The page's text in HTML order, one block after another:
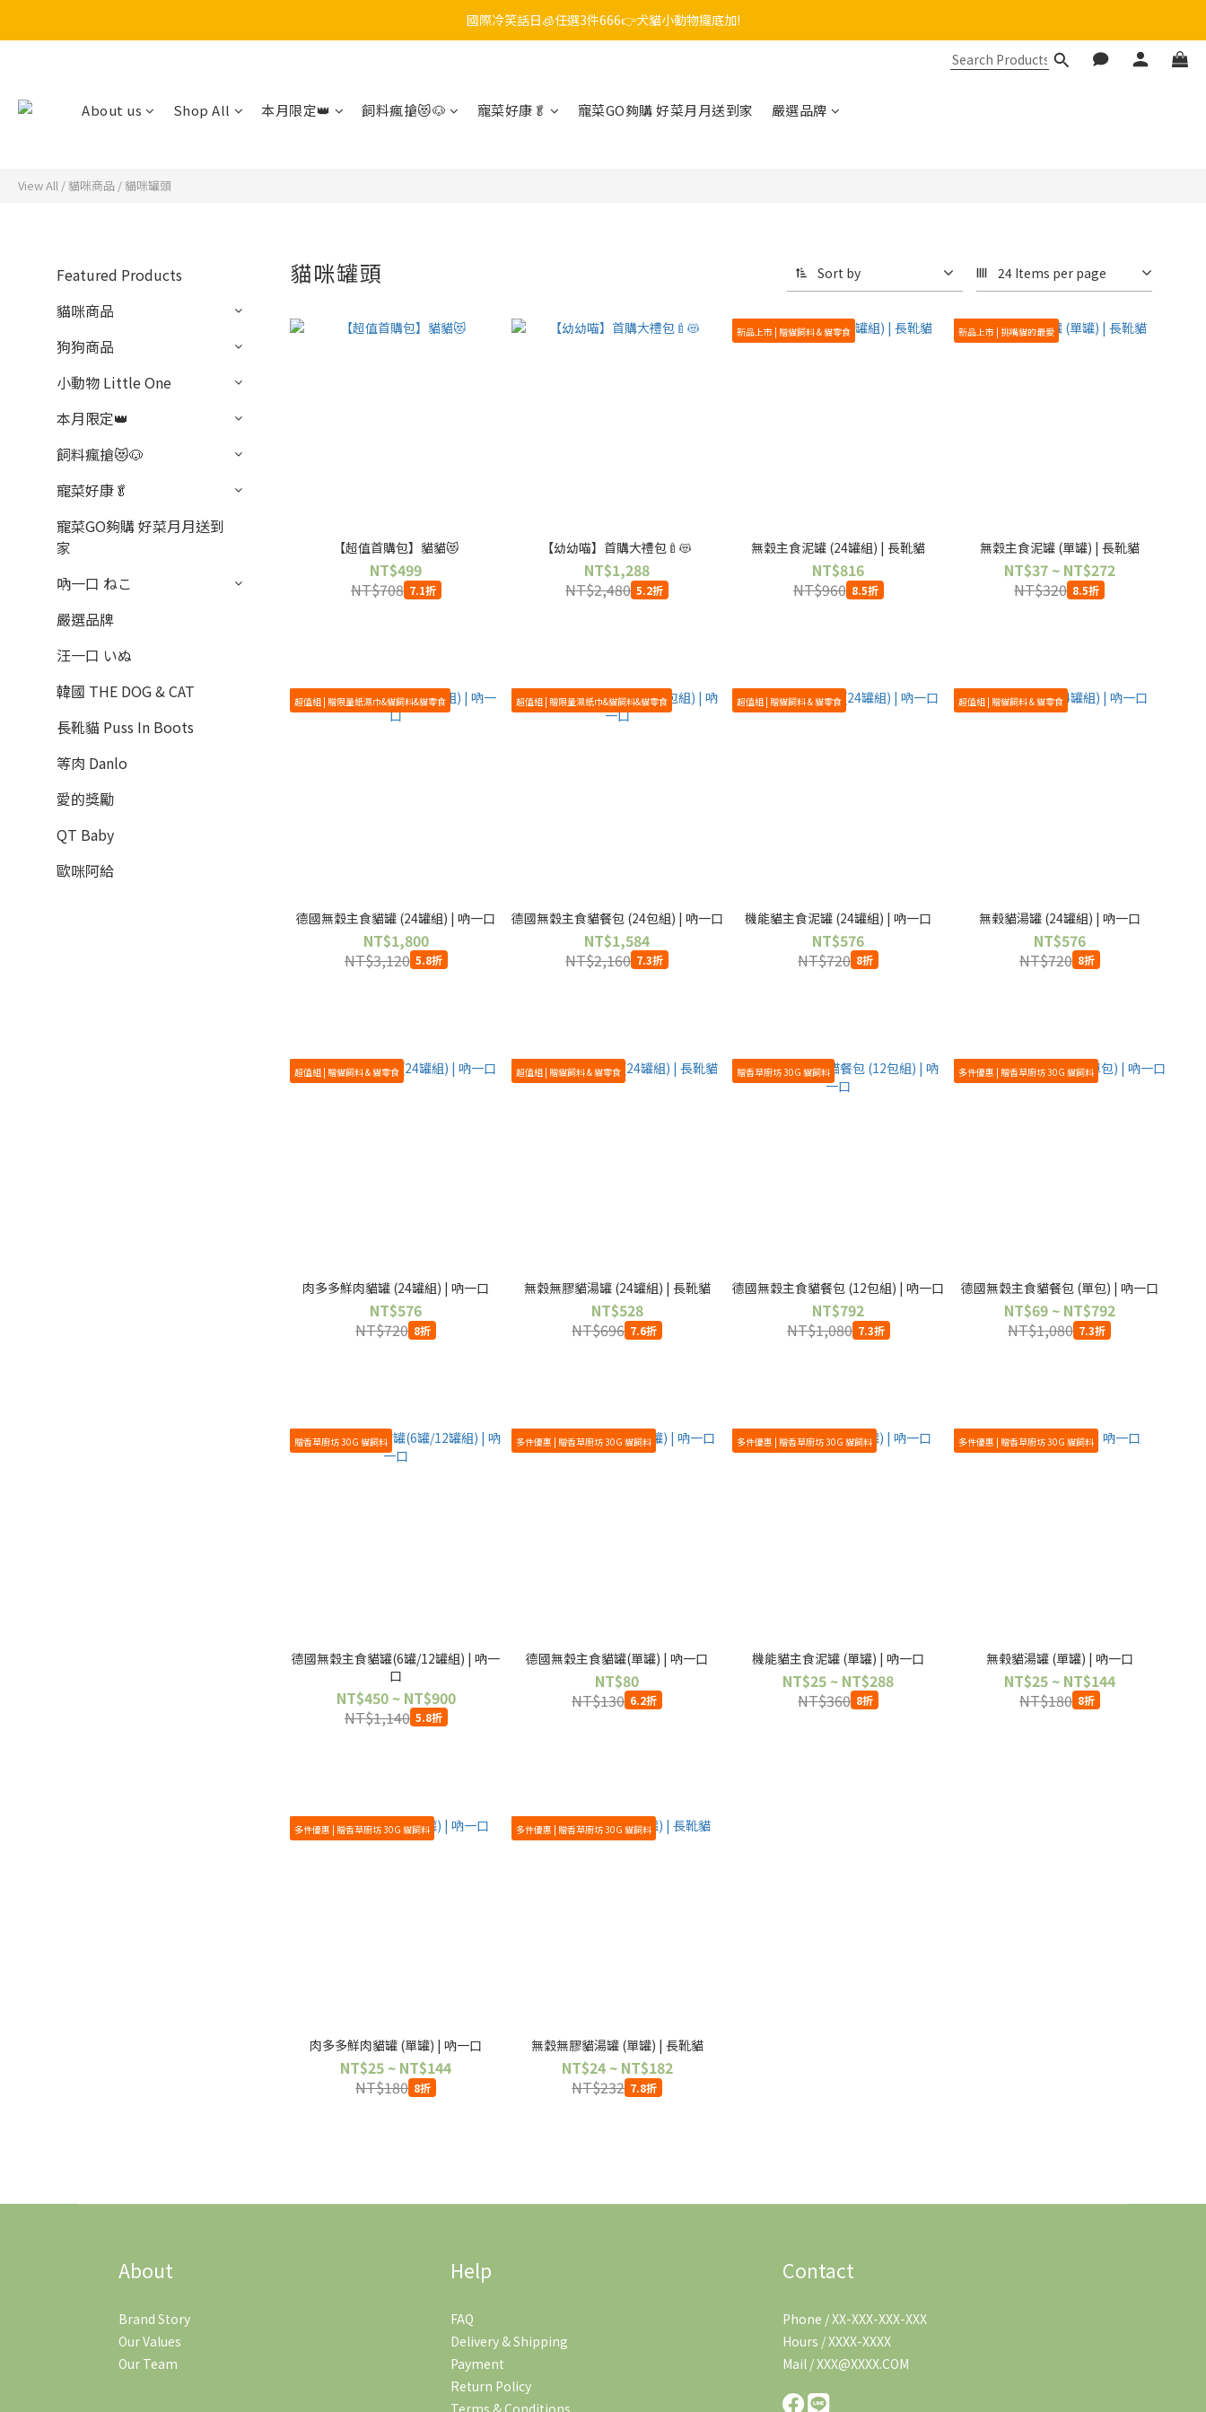
毛孩FUN暑假，飼料最低45折起😻只到9/21
國際冷笑話日🧊任選3件666👉犬貓小動物攏底加!
毛孩FUN暑假，飼料最低45折起😻只到9/21
About us Shop All 本月限定👑 飼料瘋搶😻🐶 寵菜好康🥬 寵菜GO夠購 好菜月月送到家 嚴選品牌
View All /貓咪商品 /貓咪罐頭
Featured Products
貓咪商品
狗狗商品
小動物 Little One
本月限定👑
飼料瘋搶😻🐶
寵菜好康🥬
寵菜GO夠購 好菜月月送到
家
吶一口 ねこ
嚴選品牌
汪一口 いぬ
韓國 THE DOG & CAT
長靴貓 Puss In Boots
等肉 Danlo
愛的獎勵
QT Baby
歐咪阿給
貓咪罐頭 Sort by 24 Items per page
【超值首購包】貓貓😻
NT$499
NT$708 7.1折
【幼幼喵】首購大禮包🍼😻
NT$1,288
NT$2,480 5.2折
新品上市 | 贈貓飼料 & 貓零食
無穀主食泥罐 (24罐組) | 長靴貓
NT$816
NT$960 8.5折
新品上市 | 挑嘴貓的最愛
無穀主食泥罐 (單罐) | 長靴貓
NT$37 ~ NT$272
NT$320 8.5折
超值組 | 贈限量紙濕巾&貓飼料&貓零食
德國無穀主食貓罐 (24罐組) | 吶一口
NT$1,800
NT$3,120 5.8折
超值組 | 贈限量濕紙巾&貓飼料&貓零食
德國無穀主食貓餐包 (24包組) | 吶一口
NT$1,584
NT$2,160 7.3折
超值組 | 贈貓飼料 & 貓零食
機能貓主食泥罐 (24罐組) | 吶一口
NT$576
NT$720 8折
超值組 | 贈貓飼料 & 貓零食
無榖貓湯罐 (24罐組) | 吶一口
NT$576
NT$720 8折
超值組 | 贈貓飼料 & 貓零食
肉多多鮮肉貓罐 (24罐組) | 吶一口
NT$576
NT$720 8折
超值組 | 贈貓飼料 & 貓零食
無穀無膠貓湯罐 (24罐組) | 長靴貓
NT$528
NT$696 7.6折
贈香草廚坊 30G 貓飼料
德國無穀主食貓餐包 (12包組) | 吶一口
NT$792
NT$1,080 7.3折
多件優惠 | 贈香草廚坊 30G 貓飼料
德國無穀主食貓餐包 (單包) | 吶一口
NT$69 ~ NT$792
NT$1,080 7.3折
贈香草廚坊 30G 貓飼料
德國無穀主食貓罐(6罐/12罐組) | 吶一
口
NT$450 ~ NT$900
NT$1,140 5.8折
多件優惠 | 贈香草廚坊 30G 貓飼料
德國無穀主食貓罐(單罐) | 吶一口
NT$80
NT$130 6.2折
多件優惠 | 贈香草廚坊 30G 貓飼料
機能貓主食泥罐 (單罐) | 吶一口
NT$25 ~ NT$288
NT$360 8折
多件優惠 | 贈香草廚坊 30G 貓飼料
無榖貓湯罐 (單罐) | 吶一口
NT$25 ~ NT$144
NT$180 8折
多件優惠 | 贈香草廚坊 30G 貓飼料
肉多多鮮肉貓罐 (單罐) | 吶一口
NT$25 ~ NT$144
NT$180 8折
多件優惠 | 贈香草廚坊 30G 貓飼料
無穀無膠貓湯罐 (單罐) | 長靴貓
NT$24 ~ NT$182
NT$232 7.8折
About
Brand Story
Our Values
Our Team
Help
FAQ
Delivery & Shipping
Payment
Return Policy
Contact
Phone / XX-XXX-XXX-XXX
Hours / XXXX-XXXX
Mail / XXX@XXXX.COM